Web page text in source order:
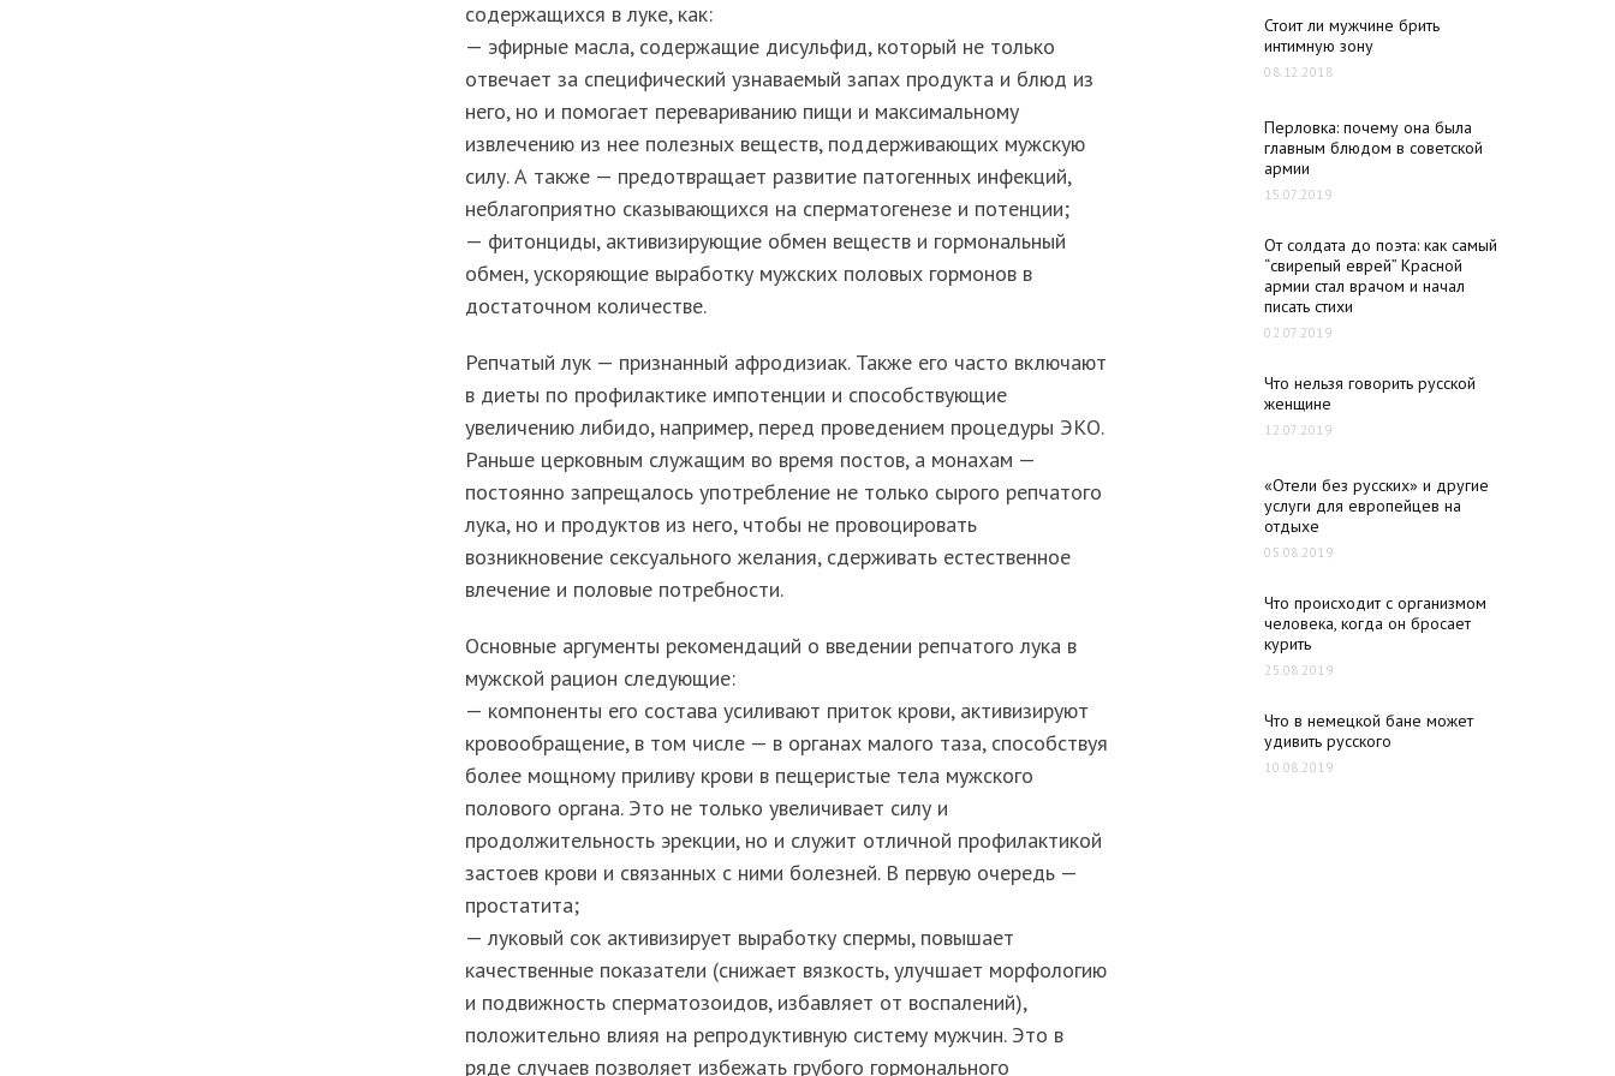
содержащихся в луке, как:
— эфирные масла, содержащие дисульфид, который не только
отвечает за специфический узнаваемый запах продукта и блюд из
него, но и помогает перевариванию пищи и максимальному
извлечению из нее полезных веществ, поддерживающих мужскую
силу. А также — предотвращает развитие патогенных инфекций,
неблагоприятно сказывающихся на сперматогенезе и потенции;
— фитонциды, активизирующие обмен веществ и гормональный
обмен, ускоряющие выработку мужских половых гормонов в
достаточном количестве.
Репчатый лук — признанный афродизиак. Также его часто включают
в диеты по профилактике импотенции и способствующие
увеличению либидо, например, перед проведением процедуры ЭКО.
Раньше церковным служащим во время постов, а монахам —
постоянно запрещалось употребление не только сырого репчатого
лука, но и продуктов из него, чтобы не провоцировать
возникновение сексуального желания, сдерживать естественное
влечение и половые потребности.
Основные аргументы рекомендаций о введении репчатого лука в
мужской рацион следующие:
— компоненты его состава усиливают приток крови, активизируют
кровообращение, в том числе — в органах малого таза, способствуя
более мощному приливу крови в пещеристые тела мужского
полового органа. Это не только увеличивает силу и
продолжительность эрекции, но и служит отличной профилактикой
застоев крови и связанных с ними болезней. В первую очередь —
простатита;
— луковый сок активизирует выработку спермы, повышает
качественные показатели (снижает вязкость, улучшает морфологию
и подвижность сперматозоидов, избавляет от воспалений),
положительно влияя на репродуктивную систему мужчин. Это в
ряде случаев позволяет избежать грубого гормонального
Стоит ли мужчине брить
интимную зону
08.12.2018
Перловка: почему она была
главным блюдом в советской
армии
15.07.2019
От солдата до поэта: как самый
“свирепый еврей” Красной
армии стал врачом и начал
писать стихи
02.07.2019
Что нельзя говорить русской
женщине
12.07.2019
«Отели без русских» и другие
услуги для европейцев на
отдыхе
05.08.2019
Что происходит с организмом
человека, когда он бросает
курить
25.08.2019
Что в немецкой бане может
удивить русского
10.08.2019